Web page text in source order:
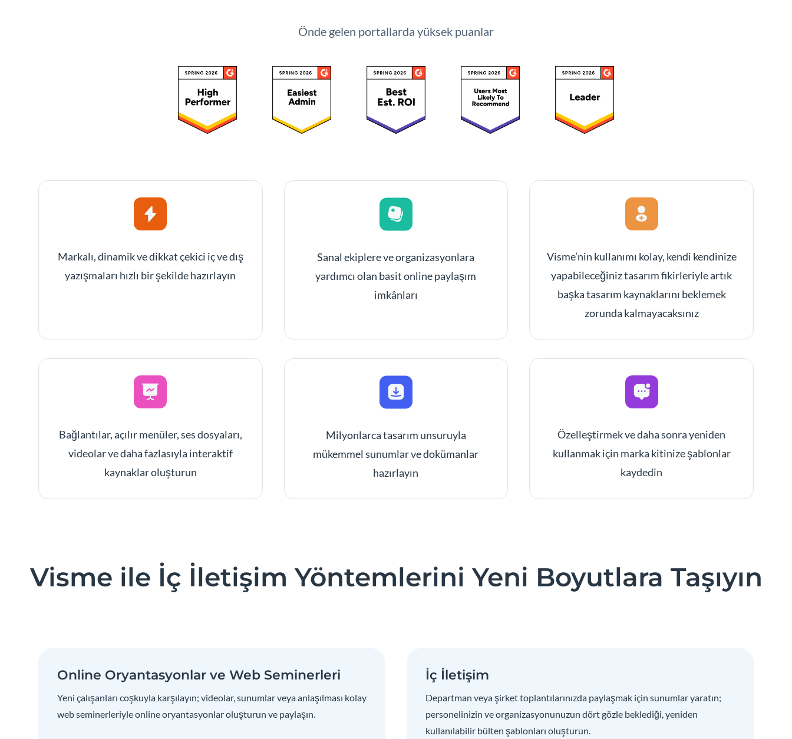
Önde gelen portallarda yüksek puanlar
Markalı, dinamik ve dikkat çekici iç ve dış
yazışmaları hızlı bir şekilde hazırlayın
Sanal ekiplere ve organizasyonlara
yardımcı olan basit online paylaşım
imkânları
Visme’nin kullanımı kolay, kendi kendinize
yapabileceğiniz tasarım fikirleriyle artık
başka tasarım kaynaklarını beklemek
zorunda kalmayacaksınız
Bağlantılar, açılır menüler, ses dosyaları,
videolar ve daha fazlasıyla interaktif
kaynaklar oluşturun
Milyonlarca tasarım unsuruyla
mükemmel sunumlar ve dokümanlar
hazırlayın
Özelleştirmek ve daha sonra yeniden
kullanmak için marka kitinize şablonlar
kaydedin
Visme ile İç İletişim Yöntemlerini Yeni Boyutlara Taşıyın
Online Oryantasyonlar ve Web Seminerleri
Yeni çalışanları coşkuyla karşılayın; videolar, sunumlar veya anlaşılması kolay
web seminerleriyle online oryantasyonlar oluşturun ve paylaşın.
İç İletişim
Departman veya şirket toplantılarınızda paylaşmak için sunumlar yaratın;
personelinizin ve organizasyonunuzun dört gözle beklediği, yeniden
kullanılabilir bülten şablonları oluşturun.